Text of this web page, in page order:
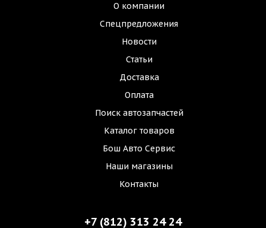
О компании
Спецпредложения
Новости
Статьи
Доставка
Оплата
Поиск автозапчастей
Каталог товаров
Бош Авто Сервис
Наши магазины
Контакты
+7 (812) 313 24 24